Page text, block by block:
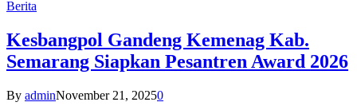
Berita
Kesbangpol Gandeng Kemenag Kab.
Semarang Siapkan Pesantren Award 2026
By adminNovember 21, 20250